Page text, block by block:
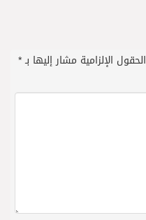
الحقول الإلزامية مشار إليها بـ*